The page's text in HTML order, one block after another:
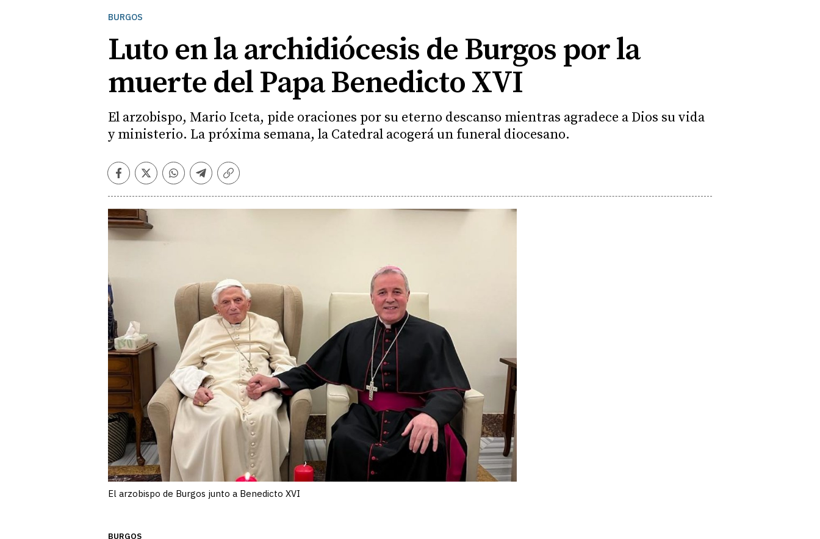
BURGOS
Luto en la archidiócesis de Burgos por la
muerte del Papa Benedicto XVI
El arzobispo, Mario Iceta, pide oraciones por su eterno descanso mientras agradece a Dios su vida
y ministerio. La próxima semana, la Catedral acogerá un funeral diocesano.
Facebook
TwitterWhatsapp
Telegram
Copiar
El arzobispo de Burgos junto a Benedicto XVI
BURGOS